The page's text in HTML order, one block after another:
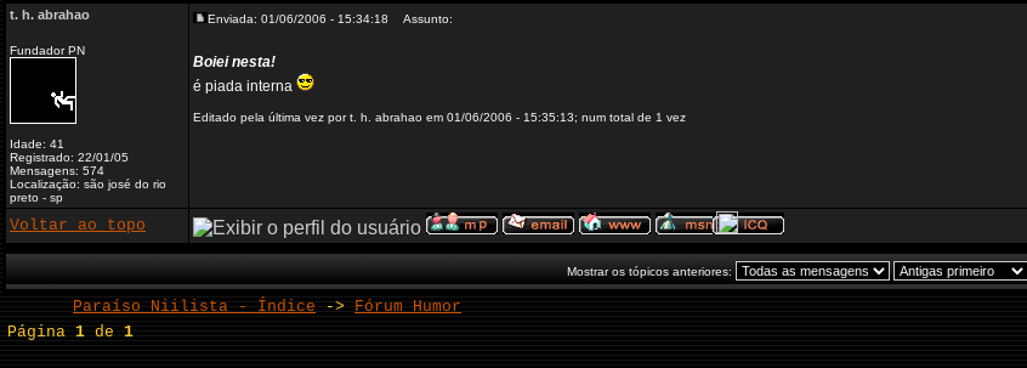
t. h. abrahao
Fundador PN
Idade: 41
Registrado: 22/01/05
Mensagens: 574
Localização: são josé do rio
preto - sp
Enviada: 01/06/2006 - 15:34:18 Assunto:
Boiei nesta!
é piada interna
Editado pela última vez por t. h. abrahao em 01/06/2006 - 15:35:13; num total de 1 vez
Voltar ao topo
Mostrar os tópicos anteriores:
Paraíso Niilista - Índice -> Fórum Humor
Página1 de1